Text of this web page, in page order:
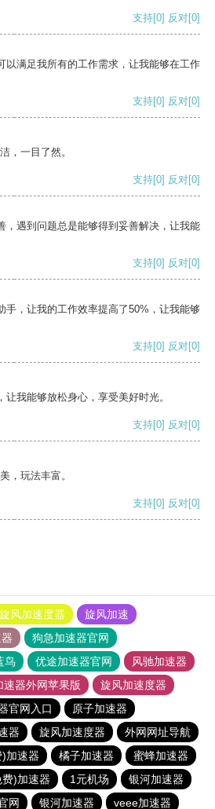
支持[0] 反对[0]
以满足我所有的工作需求，让我能够在工作
支持[0] 反对[0]
，一目了然。
支持[0] 反对[0]
，遇到问题总是能够得到妥善解决，让我能
支持[0] 反对[0]
手，让我的工作效率提高了50%，让我能够
支持[0] 反对[0]
我能够放松身心，享受美好时光。
支持[0] 反对[0]
，玩法丰富。
支持[0] 反对[0]
旋风加速度器
旋风加速
狗急加速器官网
鸟 优途加速器官网
风驰加速器
速器外网苹果版
旋风加速度器
官网入口
原子加速器
器 旋风加速度器
外网网址导航
加速器 橘子加速器
蜜蜂加速器
)加速器 1元机场
银河加速器
网 银河加速器 veee加速器